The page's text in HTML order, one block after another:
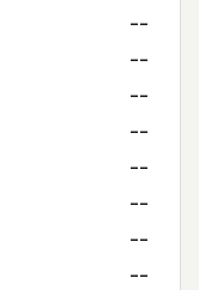
--
--
--
--
--
--
--
--